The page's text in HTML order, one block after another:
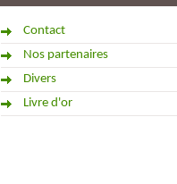
Contact
Nos partenaires
Divers
Livre d'or